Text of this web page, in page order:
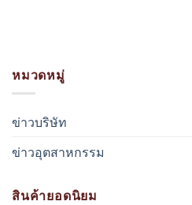
หมวดหมู่
ข่าวบริษัท
ข่าวอุตสาหกรรม
สินค้ายอดนิยม